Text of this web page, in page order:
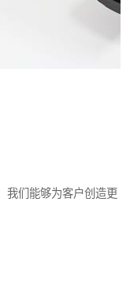
我们能够为客户创造更